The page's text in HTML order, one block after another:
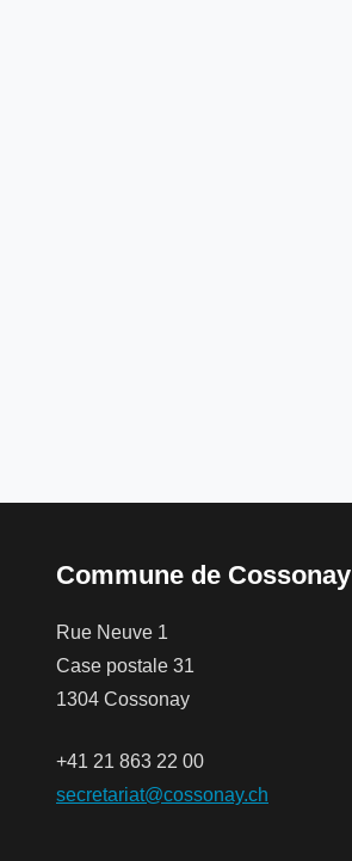
Commune de Cossonay
Rue Neuve 1
Case postale 31
1304 Cossonay
+41 21 863 22 00
secretariat@cossonay.ch